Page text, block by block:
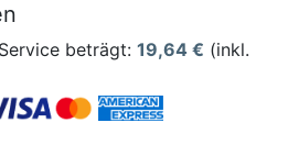
beträgt: 19,64 € (inkl.